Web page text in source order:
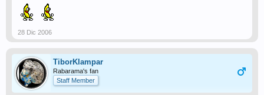
28 Dic 2006
TiborKlampar
Rabarama's fan
Staff Member